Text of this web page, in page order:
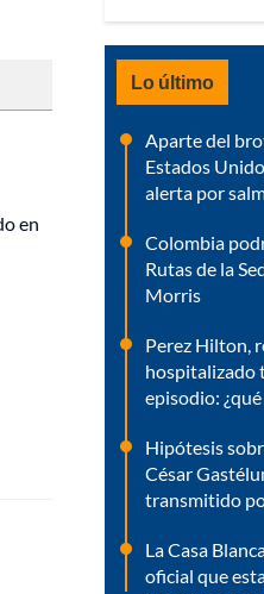
en
Lo último
Aparte del
Estados
alerta por
Colombia
Rutas de la
Morris
Perez Hilton,
hospitalizado
episodio: ¿qué
Hipótesis
César
transmitido
La Casa
oficial que